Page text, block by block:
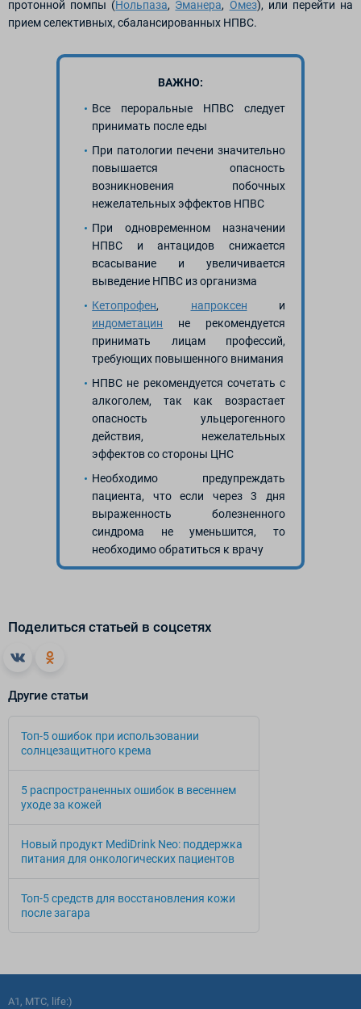
протонной помпы (Нольпаза, Эманера, Омез), или перейти на
прием селективных, сбалансированных НПВС.
ВАЖНО:
Все пероральные НПВС следует
принимать после еды
При патологии печени значительно
повышается опасность
возникновения побочных
нежелательных эффектов НПВС
При одновременном назначении
НПВС и антацидов снижается
всасывание и увеличивается
выведение НПВС из организма
Кетопрофен, напроксен и
индометацин не рекомендуется
принимать лицам профессий,
требующих повышенного внимания
НПВС не рекомендуется сочетать с
алкоголем, так как возрастает
опасность ульцерогенного
действия, нежелательных
эффектов со стороны ЦНС
Необходимо предупреждать
пациента, что если через 3 дня
выраженность болезненного
синдрома не уменьшится, то
необходимо обратиться к врачу
Поделиться статьей в соцсетях
Другие статьи
Топ-5 ошибок при использовании
солнцезащитного крема
5 распространенных ошибок в весеннем
уходе за кожей
Новый продукт MediDrink Neo: поддержка
питания для онкологических пациентов
Топ-5 средств для восстановления кожи
после загара
A1, МТС, life:)